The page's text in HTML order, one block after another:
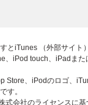
とiTunes （外部サイト
、iPod touch、iPadま
Store、iPodのロゴ、
す。
式会社のライセンスに